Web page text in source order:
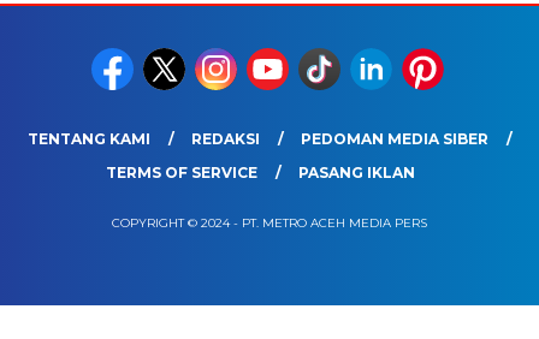
TENTANG KAMI REDAKSI
PEDOMAN MEDIA SIBER
TERMS OF SERVICE
PASANG IKLAN
COPYRIGHT © 2024 - PT. METRO ACEH MEDIA PERS